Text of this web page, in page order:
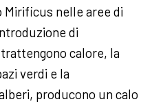
nelle aree di
di
calore, la
verdi e la
producono un calo